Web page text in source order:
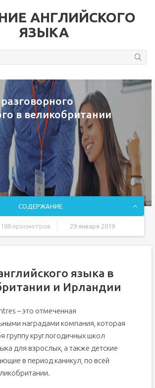
АНГЛИЙСКОГО
ЯЗЫКА
в великобритании
СОДЕРЖАНИЕ
188 просмотров 29 января 2019
(EN)
поступлению в вуз
школ
языку в Англии
курсов английского языка в Лондоне и
языка в
и Ирландии
– это отмеченная
наградами компания, которая
группу круглогодичных школ
для взрослых, а также детские
в период каникул, по всей